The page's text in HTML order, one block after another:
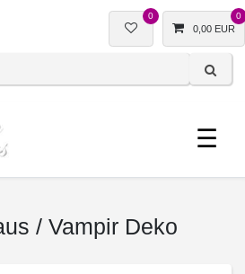
0 0
0,00 EUR
☰
/ Vampir Deko